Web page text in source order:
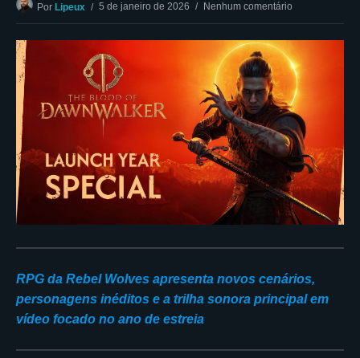
Por Lipeux 5 de janeiro de 2026 Nenhum comentário
RPG da Rebel Wolves apresenta novos cenários,
personagens inéditos e a trilha sonora principal em
vídeo focado no ano de estreia